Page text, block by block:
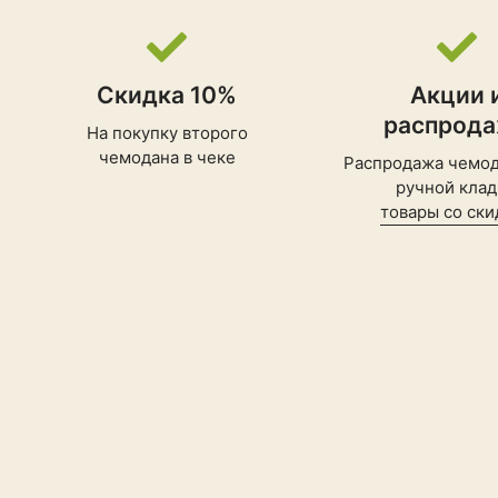
Скидка 10%
На покупку второго
чемодана в чеке
Акции
Распродажа
ручной
товары со